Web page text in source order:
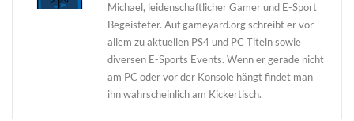
Michael, leidenschaftlicher Gamer und E-Sport
Begeisteter. Auf gameyard.org schreibt er vor
allem zu aktuellen PS4 und PC Titeln sowie
diversen E-Sports Events. Wenn er gerade nicht
am PC oder vor der Konsole hängt findet man
ihn wahrscheinlich am Kickertisch.